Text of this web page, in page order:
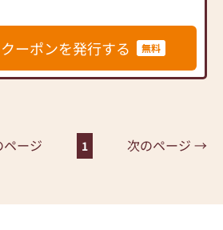
本
協同
げた
で
ワ
豊富
面ゲ
ーポンを発行する 無料
ージ 1 次のページ →